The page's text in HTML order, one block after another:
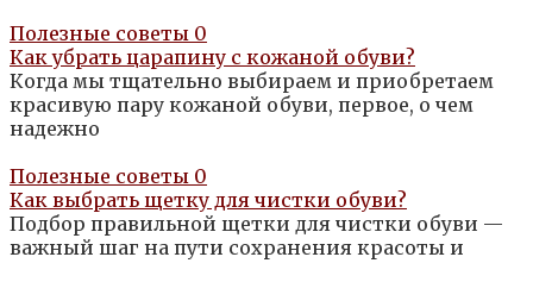
Полезные советы 0
Как убрать царапину с кожаной обуви?
Когда мы тщательно выбираем и приобретаем
красивую пару кожаной обуви, первое, о чем
надежно
Полезные советы 0
Как выбрать щетку для чистки обуви?
Подбор правильной щетки для чистки обуви —
важный шаг на пути сохранения красоты и